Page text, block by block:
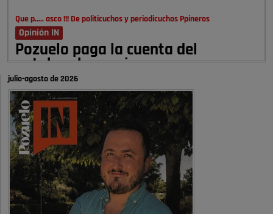
Que p..... asco !!! De politicuchos y periodicuchos Ppineros
Opinión IN
Pozuelo paga la cuenta del
autobombo: casi …
Señora Alcaldesa Ud no ha vivido nunca en Pozuelo , pero yo si desde
hace más de 60 años , …
Pozuelo de Alarcón
Quejas por el deterioro de la
limpieza …
A ver si es posible que haya vivienda para familias con hijos y no
solamente jóvenes que no es tan …
Pozuelo de Alarcón
julio-agosto de 2026